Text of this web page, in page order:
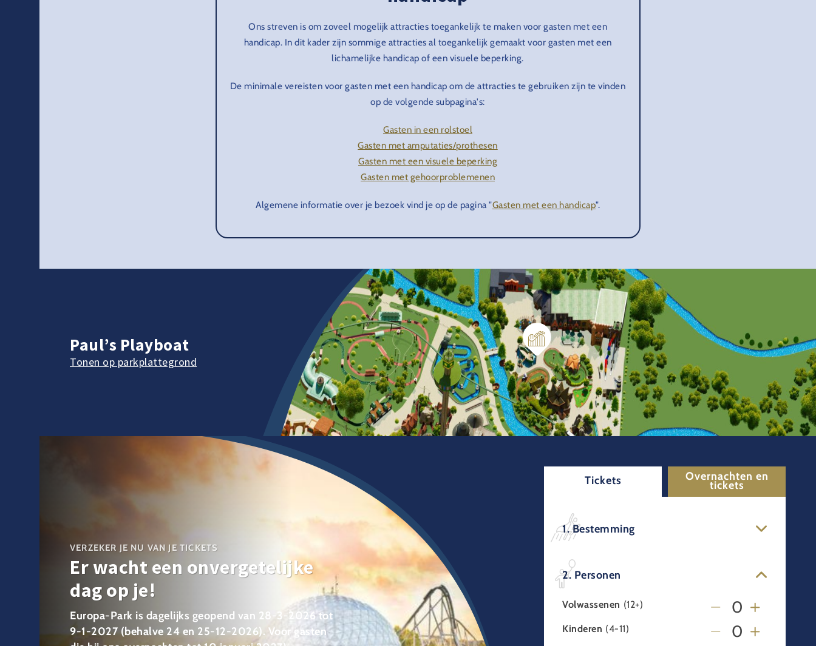
Ons streven is om zoveel mogelijk attracties toegankelijk te maken voor gasten met een
handicap. In dit kader zijn sommige attracties al toegankelijk gemaakt voor gasten met een
lichamelijke handicap of een visuele beperking.
De minimale vereisten voor gasten met een handicap om de attracties te gebruiken zijn te vinden
op de volgende subpagina's:
Gasten in een rolstoel
Gasten met amputaties/prothesen
Gasten met een visuele beperking
Gasten met gehoorproblemenen
Algemene informatie over je bezoek vind je op de pagina "Gasten met een handicap".
Paul’s Playboat
Tonen op parkplattegrond
VERZEKER JE NU VAN JE TICKETS
Er wacht een onvergetelijke
dag op je!
Europa-Park is dagelijks geopend van 28-3-2026 tot
9-1-2027 (behalve 24 en 25-12-2026). Voor gasten
Tickets Overnachten en
tickets
1. Bestemming
2. Personen
Volwassenen (12+)
Kinderen (4-11)